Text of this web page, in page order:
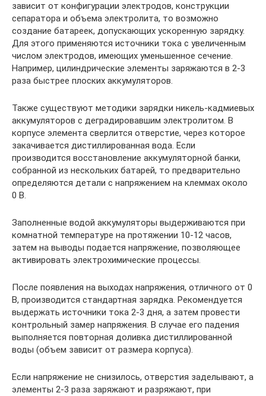
зависит от конфигурации электродов, конструкции
сепаратора и объема электролита, то возможно
создание батареек, допускающих ускоренную зарядку.
Для этого применяются источники тока с увеличенным
числом электродов, имеющих уменьшенное сечение.
Например, цилиндрические элементы заряжаются в 2-3
раза быстрее плоских аккумуляторов.
Также существуют методики зарядки никель-кадмиевых
аккумуляторов с деградировавшим электролитом. В
корпусе элемента сверлится отверстие, через которое
закачивается дистиллированная вода. Если
производится восстановление аккумуляторной банки,
собранной из нескольких батарей, то предварительно
определяются детали с напряжением на клеммах около
0 В.
Заполненные водой аккумуляторы выдерживаются при
комнатной температуре на протяжении 10-12 часов,
затем на выводы подается напряжение, позволяющее
активировать электрохимические процессы.
После появления на выходах напряжения, отличного от 0
В, производится стандартная зарядка. Рекомендуется
выдержать источники тока 2-3 дня, а затем провести
контрольный замер напряжения. В случае его падения
выполняется повторная доливка дистиллированной
воды (объем зависит от размера корпуса).
Если напряжение не снизилось, отверстия заделывают, а
элементы 2-3 раза заряжают и разряжают, при